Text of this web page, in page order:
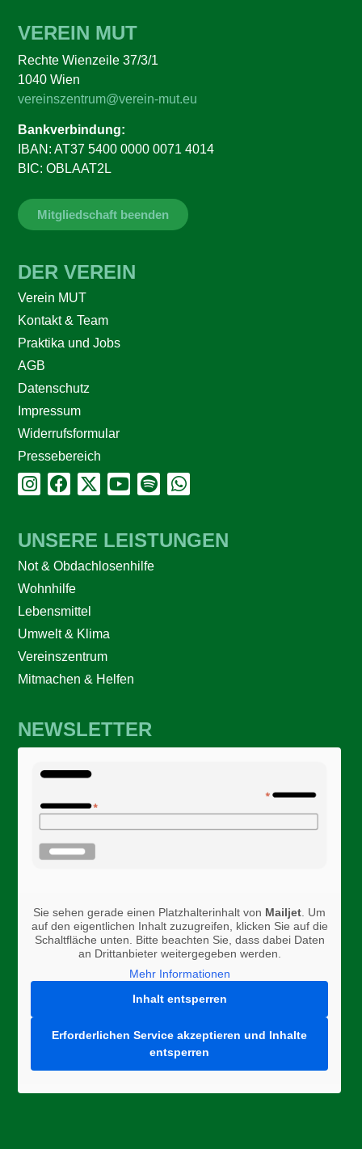
VEREIN MUT
Rechte Wienzeile 37/3/1
1040 Wien
vereinszentrum@verein-mut.eu
Bankverbindung:
IBAN: AT37 5400 0000 0071 4014
BIC: OBLAAT2L
Mitgliedschaft beenden
DER VEREIN
Verein MUT
Kontakt & Team
Praktika und Jobs
AGB
Datenschutz
Impressum
Widerrufsformular
Pressebereich
UNSERE LEISTUNGEN
Not & Obdachlosenhilfe
Wohnhilfe
Lebensmittel
Umwelt & Klima
Vereinszentrum
Mitmachen & Helfen
NEWSLETTER
Sie sehen gerade einen Platzhalterinhalt von Mailjet. Um
auf den eigentlichen Inhalt zuzugreifen, klicken Sie auf die
Schaltfläche unten. Bitte beachten Sie, dass dabei Daten
an Drittanbieter weitergegeben werden.
Mehr Informationen
Inhalt entsperren
Erforderlichen Service akzeptieren und Inhalte
entsperren